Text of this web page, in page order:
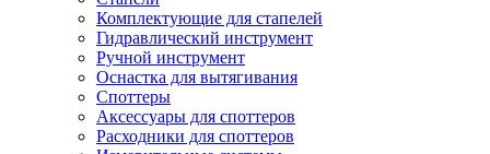
Комплектующие для стапелей
Гидравлический инструмент
Ручной инструмент
Оснастка для вытягивания
Споттеры
Аксессуары для споттеров
Расходники для споттеров